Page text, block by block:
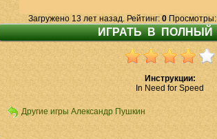
Загружено 13 лет назад. Рейтинг: 0Просмотры:
Инструкции:
In Need for Speed
Другие игры Александр Пушкин